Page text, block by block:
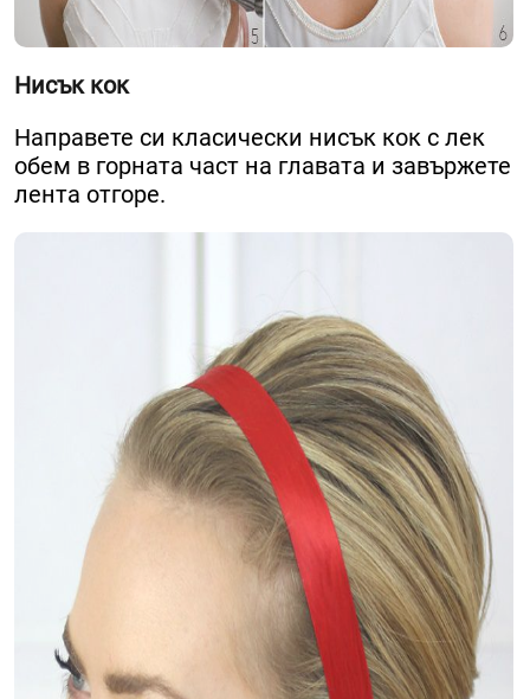
Нисък кок
Направете си класически нисък кок с лек
обем в горната част на главата и завържете
лента отгоре.